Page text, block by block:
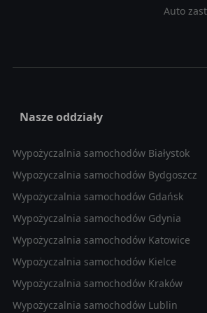
Auto
Nasze oddziały
Wypożyczalnia samochodów Białystok
Wypożyczalnia samochodów Bydgoszcz
Wypożyczalnia samochodów Gdańsk
Wypożyczalnia samochodów Gdynia
Wypożyczalnia samochodów Katowice
Wypożyczalnia samochodów Kielce
Wypożyczalnia samochodów Kraków
Wypożyczalnia samochodów Lublin